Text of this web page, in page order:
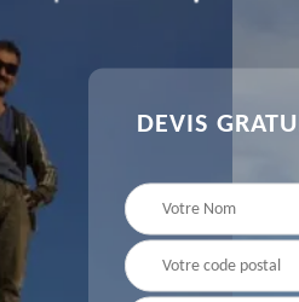
DEVIS